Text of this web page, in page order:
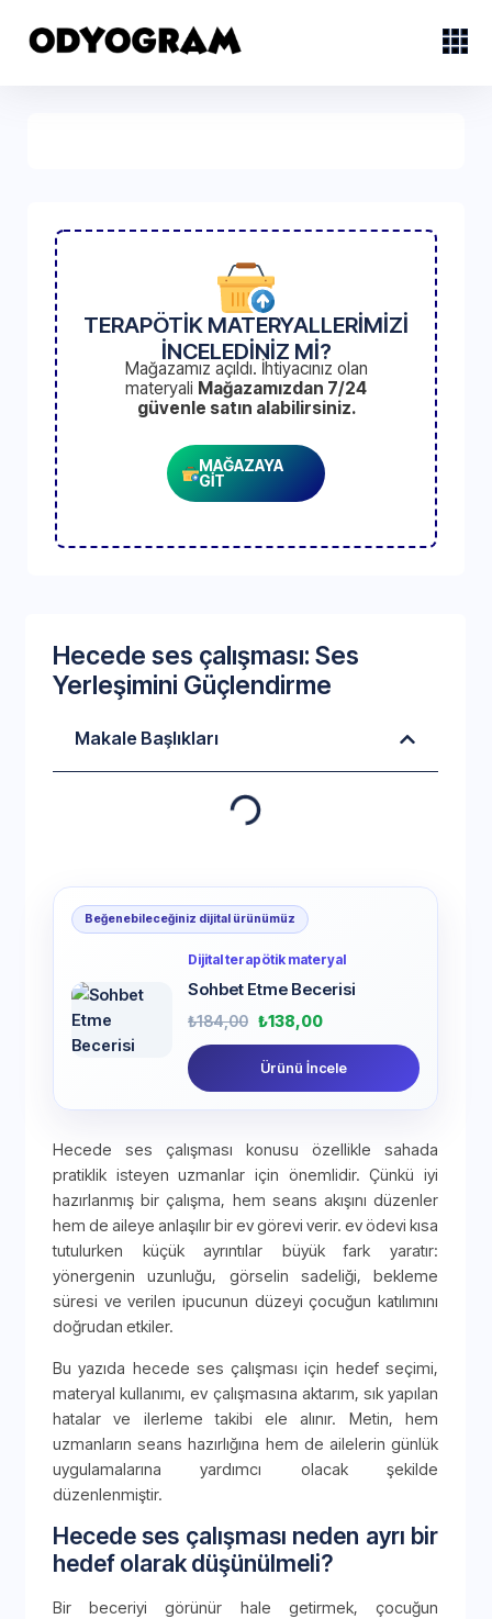
TERAPÖTİK MATERYALLERİMİZİ
İNCELEDİNİZ Mİ?
Mağazamız açıldı. İhtiyacınız olan
materyali Mağazamızdan 7/24
güvenle satın alabilirsiniz.
MAĞAZAYA
GİT
Hecede ses çalışması: Ses
Yerleşimini Güçlendirme
Makale Başlıkları
Beğenebileceğiniz dijital ürünümüz
Dijital terapötik materyal
Sohbet Etme Becerisi
₺184,00 ₺138,00
Ürünü İncele
Hecede ses çalışması konusu özellikle sahada
pratiklik isteyen uzmanlar için önemlidir. Çünkü iyi
hazırlanmış bir çalışma, hem seans akışını düzenler
hem de aileye anlaşılır bir ev görevi verir. ev ödevi kısa
tutulurken küçük ayrıntılar büyük fark yaratır:
yönergenin uzunluğu, görselin sadeliği, bekleme
süresi ve verilen ipucunun düzeyi çocuğun katılımını
doğrudan etkiler.
Bu yazıda hecede ses çalışması için hedef seçimi,
materyal kullanımı, ev çalışmasına aktarım, sık yapılan
hatalar ve ilerleme takibi ele alınır. Metin, hem
uzmanların seans hazırlığına hem de ailelerin günlük
uygulamalarına yardımcı olacak şekilde
düzenlenmiştir.
Hecede ses çalışması neden ayrı bir
hedef olarak düşünülmeli?
Bir beceriyi görünür hale getirmek, çocuğun